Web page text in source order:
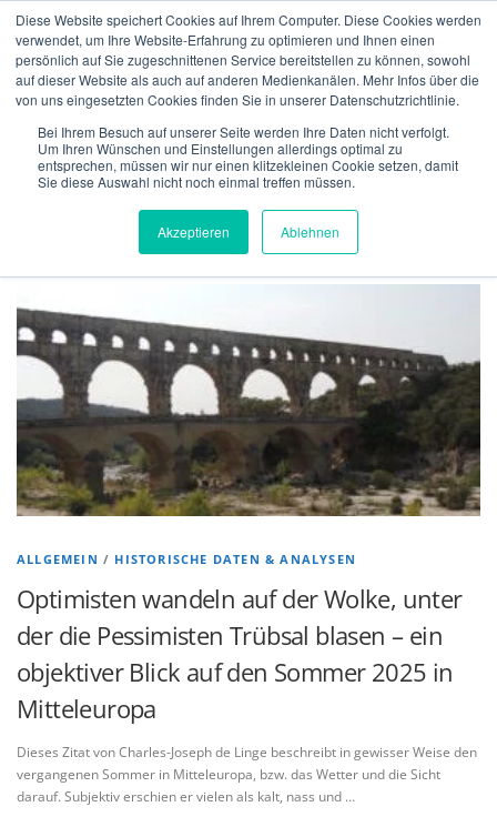
Diese Website speichert Cookies auf Ihrem Computer. Diese Cookies werden
verwendet, um Ihre Website-Erfahrung zu optimieren und Ihnen einen
persönlich auf Sie zugeschnittenen Service bereitstellen zu können, sowohl
auf dieser Website als auch auf anderen Medienkanälen. Mehr Infos über die
von uns eingesetzten Cookies finden Sie in unserer Datenschutzrichtlinie.
Bei Ihrem Besuch auf unserer Seite werden Ihre Daten nicht verfolgt.
Um Ihren Wünschen und Einstellungen allerdings optimal zu
entsprechen, müssen wir nur einen klitzekleinen Cookie setzen, damit
Sie diese Auswahl nicht noch einmal treffen müssen.
Akzeptieren Ablehnen
Inhalt
springen
ÜBER UNS VERSICHERUNGEN VERIFIKATION
TECHNOLGIE TEAM NEWS KONTAKT
SCHLAGWORT:MITTELWERTE
Neuigkeiten >Mittelwerte
ALLGEMEIN / HISTORISCHE DATEN & ANALYSEN
Optimisten wandeln auf der Wolke, unter
der die Pessimisten Trübsal blasen – ein
objektiver Blick auf den Sommer 2025 in
Mitteleuropa
Dieses Zitat von Charles-Joseph de Linge beschreibt in gewisser Weise den
vergangenen Sommer in Mitteleuropa, bzw. das Wetter und die Sicht
darauf. Subjektiv erschien er vielen als kalt, nass und …